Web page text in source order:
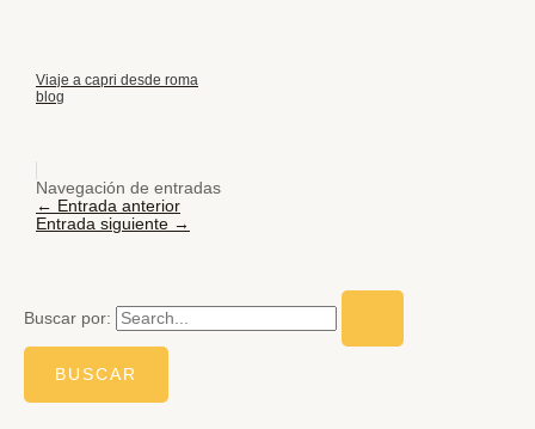
Viaje a capri desde roma
blog
Navegación de entradas
← Entrada anterior
Entrada siguiente →
Buscar por: